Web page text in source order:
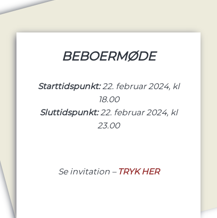
BEBOERMØDE
Starttidspunkt:22. februar 2024, kl
18.00
Sluttidspunkt:22. februar 2024, kl
23.00
Se invitation – TRYK HER